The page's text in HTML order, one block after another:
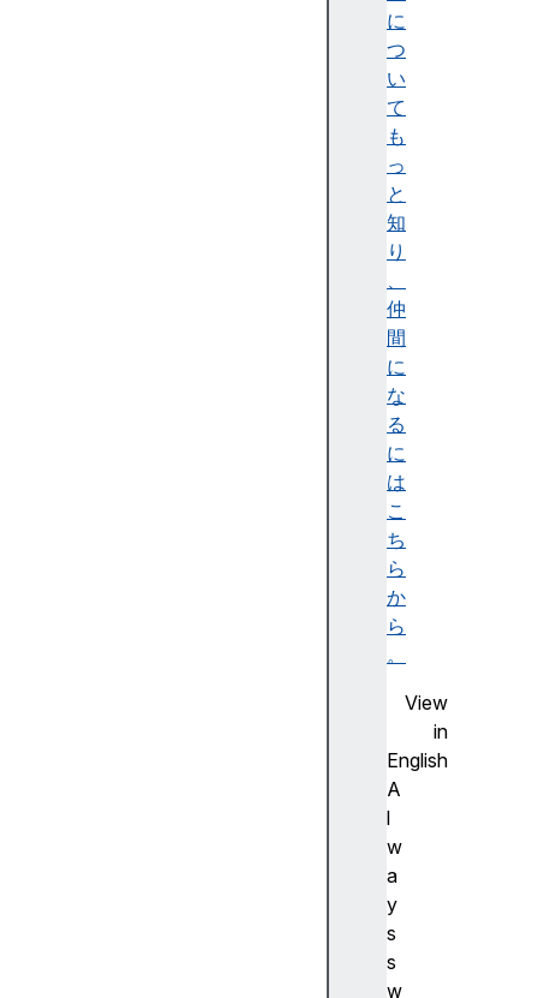
に
つ
い
て
も
っ
と
知
り
、
仲
間
に
な
る
に
は
こ
ち
ら
か
ら
。
View
in
English
A
l
w
a
y
s
s
w